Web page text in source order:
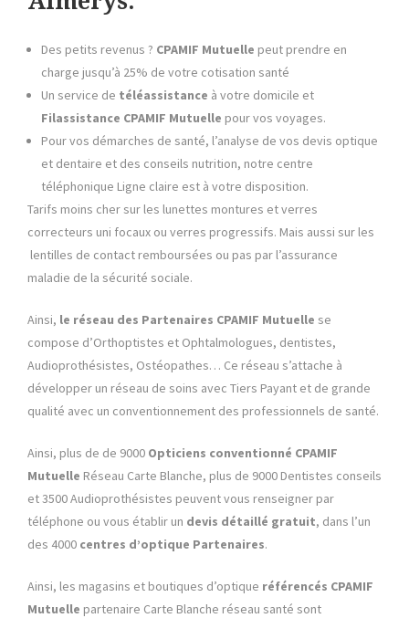
Des petits revenus ? CPAMIF Mutuelle peut prendre en
charge jusqu’à 25% de votre cotisation santé
Un service de téléassistance à votre domicile et
Filassistance CPAMIF Mutuelle pour vos voyages.
Pour vos démarches de santé, l’analyse de vos devis optique
et dentaire et des conseils nutrition, notre centre
téléphonique Ligne claire est à votre disposition.
Tarifs moins cher sur les lunettes montures et verres
correcteurs uni focaux ou verres progressifs. Mais aussi sur les
lentilles de contact remboursées ou pas par l’assurance
maladie de la sécurité sociale.
Ainsi, le réseau des Partenaires CPAMIF Mutuelle se
compose d’Orthoptistes et Ophtalmologues, dentistes,
Audioprothésistes, Ostéopathes… Ce réseau s’attache à
développer un réseau de soins avec Tiers Payant et de grande
qualité avec un conventionnement des professionnels de santé.
Ainsi, plus de de 9000 Opticiens conventionné CPAMIF
Mutuelle Réseau Carte Blanche, plus de 9000 Dentistes conseils
et 3500 Audioprothésistes peuvent vous renseigner par
téléphone ou vous établir un devis détaillé gratuit, dans l’un
des 4000 centres d’optique Partenaires.
Ainsi, les magasins et boutiques d’optique référencés CPAMIF
Mutuelle partenaire Carte Blanche réseau santé sont